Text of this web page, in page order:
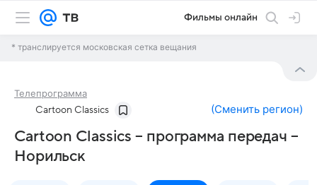
Фильмы онлайн
* транслируется московская сетка вещания
Телепрограмма
Cartoon Classics (Сменить регион)
Cartoon Classics – программа передач –
Норильск